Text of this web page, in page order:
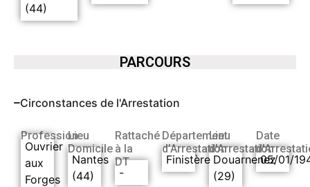
(44)
PARCOURS
Circonstances de l'Arrestation
Profession
Ouvrier
aux
Forges
Lieu
Domicile
Nantes
(44)
Rattaché
à la
DT
-
Département
d’Arrestation
Finistère
Lieu
d’Arrestation
Douarnenez
(29)
Date
05/01/